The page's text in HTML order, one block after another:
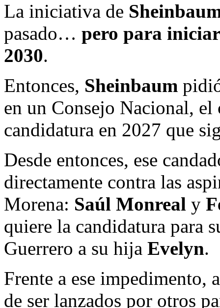
La iniciativa de
pasado… pero para
2030.
Entonces, Sheinbaum
en un Consejo Nacional,
candidatura en 2027 que
Desde entonces, ese
directamente contra las
Morena: Saúl Monreal y
quiere la candidatura para
Guerrero a su hija Evelyn.
Frente a ese impedimento,
de ser lanzados por otros